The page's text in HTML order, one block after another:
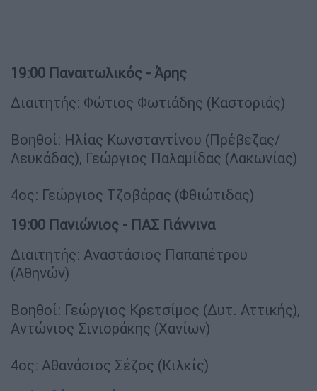
19:00 Παναιτωλικός - Άρης
Διαιτητής: Φώτιος Φωτιάδης (Καστοριάς)
Βοηθοί: Ηλίας Κωνσταντίνου (Πρέβεζας/
Λευκάδας), Γεώργιος Παλαμίδας (Λακωνίας)
4ος: Γεώργιος Τζοβάρας (Φθιώτιδας)
19:00 Πανιώνιος - ΠΑΣ Γιάννινα
Διαιτητής: Αναστάσιος Παπαπέτρου
(Αθηνών)
Βοηθοί: Γεώργιος Κρετσίμος (Δυτ. Αττικής),
Αντώνιος Σινιοράκης (Χανίων)
4ος: Αθανάσιος Σέζος (Κιλκίς)